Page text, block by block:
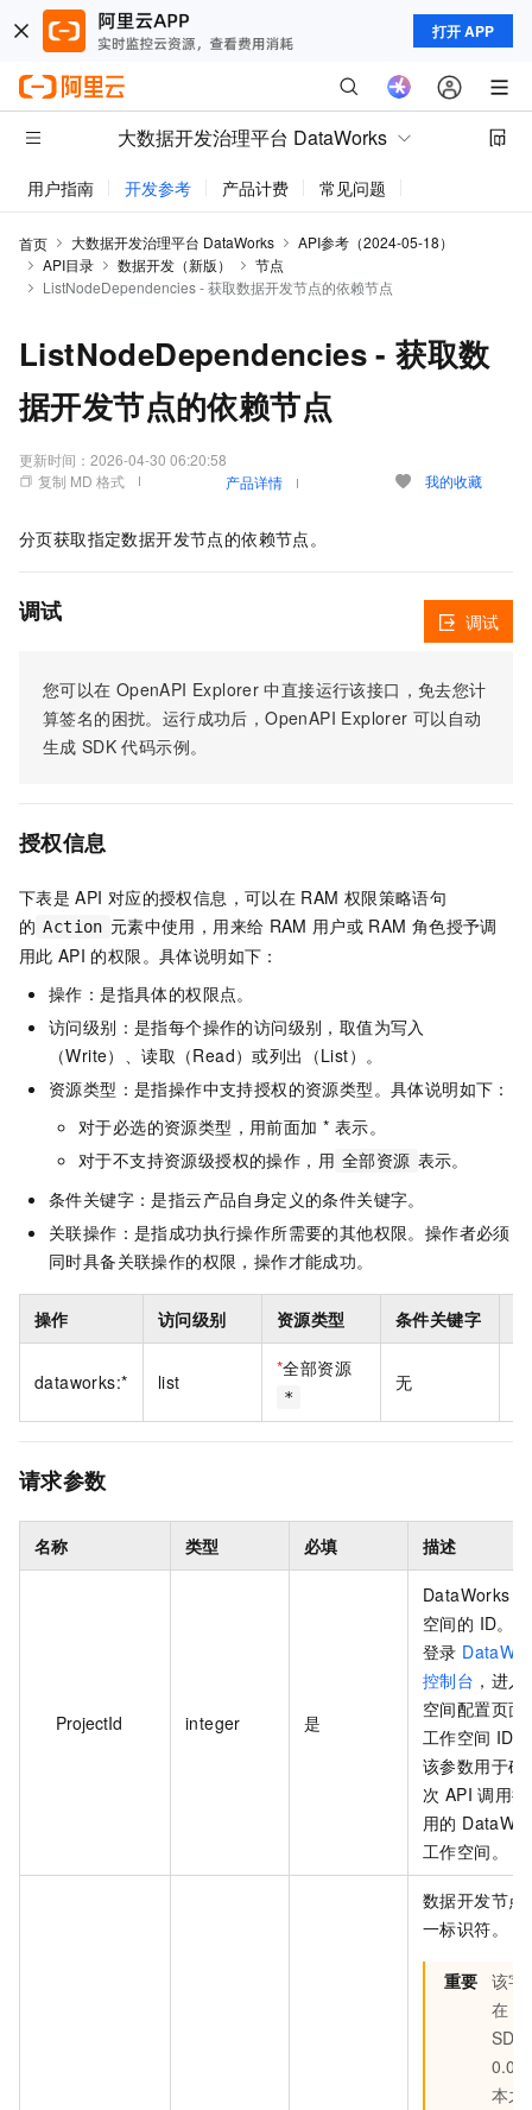
打开 APP
大数据开发治理平台 DataWorks
用户指南 开发参考 产品计费 常见问题
首页 大数据开发治理平台 DataWorks
API参考（2024-05-18）
API目录
数据开发（新版）
节点
ListNodeDependencies - 获取数据开发节点的依赖节点
ListNodeDependencies - 获取数
据开发节点的依赖节点
更新时间： 2026-04-30 06:20:58
复制 MD 格式
产品详情 我的收藏
分页获取指定数据开发节点的依赖节点。
调试
您可以在 OpenAPI Explorer 中直接运行该接口，免去您计
算签名的困扰。运行成功后，OpenAPI Explorer 可以自动
生成 SDK 代码示例。
调试
授权信息
下表是 API 对应的授权信息，可以在 RAM 权限策略语句
的 Action 元素中使用，用来给 RAM 用户或 RAM 角色授予调
用此 API 的权限。具体说明如下：
操作：是指具体的权限点。
访问级别：是指每个操作的访问级别，取值为写入
（Write）、读取（Read）或列出（List）。
资源类型：是指操作中支持授权的资源类型。具体说明如下：
对于必选的资源类型，用前面加 * 表示。
对于不支持资源级授权的操作，用 全部资源 表示。
条件关键字：是指云产品自身定义的条件关键字。
关联操作：是指成功执行操作所需要的其他权限。操作者必须
同时具备关联操作的权限，操作才能成功。
操作 访问级别 资源类型 条件关键字
dataworks:* list
*全部资源
*
无
请求参数
名称 类型 必填 描述
ProjectId integer 是
DataWorks
空间的 ID。
登录
控制台 ，进
空间配置页面
工作空间 ID。
该参数用于确
次 API 调用
用的
工作空间。
数据开发节点
一标识符。
重要 该字
在
0.0
本之